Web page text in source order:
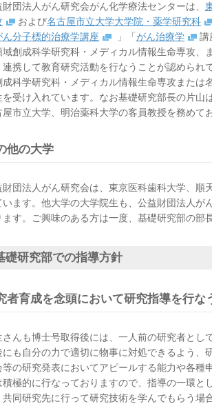
財団法人がん研究会がん化学療法センターは、
および名古屋市立大学大学院・薬学研究科
ん分子標的治療学講座
」「 がん治療学
講
域創成科学研究科・メディカル情報生命専攻、
連携して教育研究活動を行なうことが認めら
成科学研究科・メディカル情報生命専攻また
を受け入れています。なお基礎研究部長の片山
屋市立大学、明治薬科大学の客員教授を務めて
他の大学
財団法人がん研究会は、東京医科歯科大学、
います。他大学の大学院生も、公益財団法人
ます。ご興味のある方は一度、基礎研究部の部
礎研究部での指導方針
者育成を念頭において研究指導を行な
さんも博士号取得後には、一人前の研究者とし
にも自分の力で適切に物事に対処できるよう、
等の研究発表においてアピールする能力や各
積極的に行なっておりますので、指導の一環と
共同研究先に行って研究技術を学んでもらう場